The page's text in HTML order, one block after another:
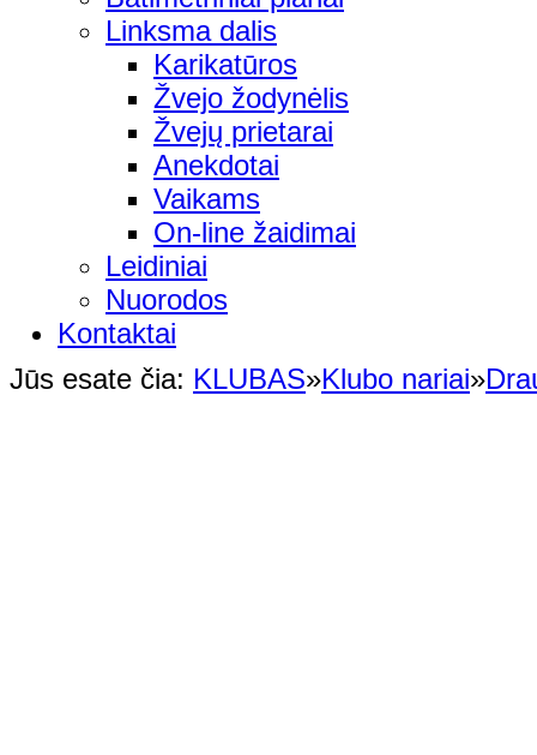
Linksma dalis
Karikatūros
Žvejo žodynėlis
Žvejų prietarai
Anekdotai
Vaikams
On-line žaidimai
Leidiniai
Nuorodos
Kontaktai
Jūs esate čia: KLUBAS»Klubo nariai»